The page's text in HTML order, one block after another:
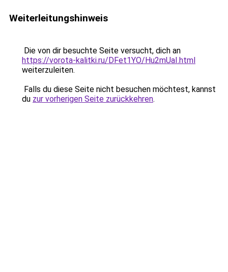
Weiterleitungshinweis
Die von dir besuchte Seite versucht, dich an
https://vorota-kalitki.ru/DFet1YO/Hu2mUaI.html
weiterzuleiten.
Falls du diese Seite nicht besuchen möchtest, kannst
du zur vorherigen Seite zurückkehren.